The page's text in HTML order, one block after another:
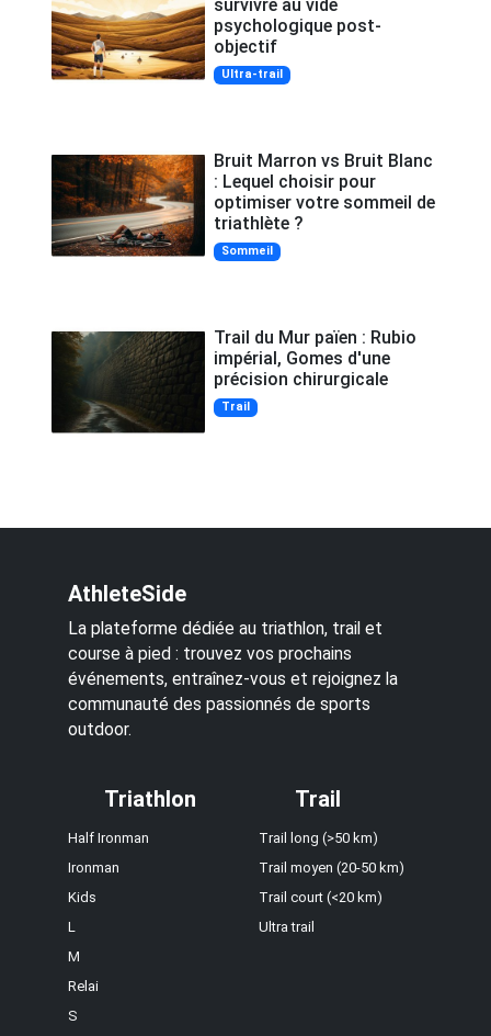
survivre au vide
psychologique post-
objectif
Ultra-trail
Bruit Marron vs Bruit Blanc
: Lequel choisir pour
optimiser votre sommeil de
triathlète ?
Sommeil
Trail du Mur païen : Rubio
impérial, Gomes d'une
précision chirurgicale
Trail
AthleteSide
La plateforme dédiée au triathlon, trail et
course à pied : trouvez vos prochains
événements, entraînez-vous et rejoignez la
communauté des passionnés de sports
outdoor.
Triathlon
Half Ironman
Ironman
Kids
L
M
Relai
S
Trail
Trail long (>50 km)
Trail moyen (20-50 km)
Trail court (<20 km)
Ultra trail